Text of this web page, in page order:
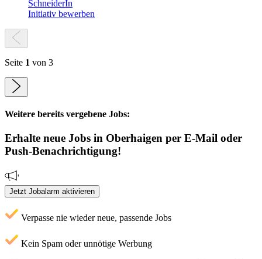
SchneiderIn
Initiativ bewerben
Seite 1 von 3
Weitere bereits vergebene Jobs:
Erhalte neue Jobs in Oberhaigen per E-Mail oder
Push-Benachrichtigung!
Jetzt Jobalarm aktivieren
Verpasse nie wieder neue, passende Jobs
Kein Spam oder unnötige Werbung